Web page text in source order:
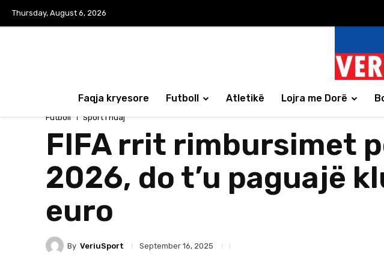
Thursday, August 6, 2026
Faqja kryesore Futboll Atletikë Lojra me Dorë
Futboll Sport i huaj
FIFA rrit rimbursimet
2026, do t’u paguajë
euro
By VeriuSport September 16, 2025